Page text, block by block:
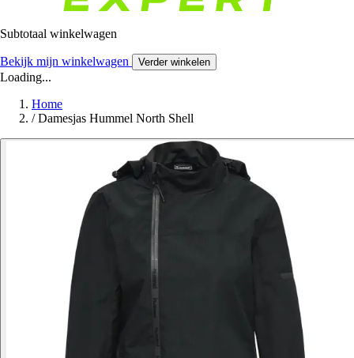
Subtotaal winkelwagen
Bekijk mijn winkelwagen Verder winkelen
Loading...
Home
/ Damesjas Hummel North Shell